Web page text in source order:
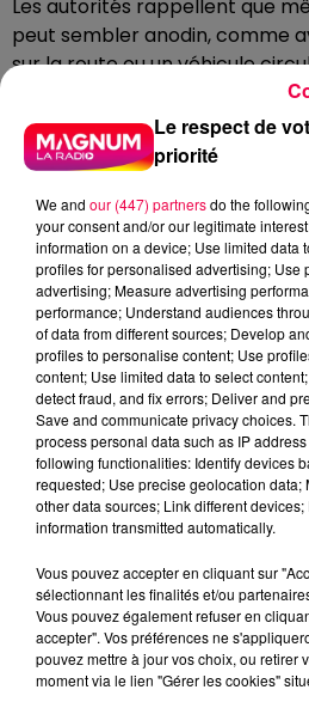
Les autorités rappellent que
peut sembler anodin, comme
sur la route ou un véhicule
l’accident, peut s’avérer
La coopération des citoyens
pour rendre justice au jeune
les circonstances de sa mort.
LA SÉCURITÉ AUX
AUTOROUTES EN
Ce drame met également en
encourus par les piétons le
circulation. Les abords
généralement interdits aux
évidentes de sécurité.
exceptionnelles, comme le
désengagement par navette,
accidents tragiques. Les
vigilance et la prudence, et sur
nouveaux drames.
appel à témoinslancé par la
s’inscrit donc dans une double
conducteur responsable et
Le respect de
priorité
We and our (447) partnersdo the
your consent and/or our legitimate
information on a device; Use limited data
profiles for personalised advertising; Use
advertising; Measure advertising
performance; Understand audiences
of data from different sources; Develop
profiles to personalise content; Use
content; Use limited data to select
detect fraud, and fix errors; Deliver and
Save and communicate privacy choices.
process personal data such as IP
following functionalities: Identify devices
requested; Use precise geolocation data;
other data sources; Link different
information transmitted automatically.
Vous pouvez accepter en cliquant sur
sélectionnant les finalités et/ou
Vous pouvez également refuser en
accepter". Vos préférences ne
pouvez mettre à jour vos choix, ou retirer
moment via le lien "Gérer les cookies"